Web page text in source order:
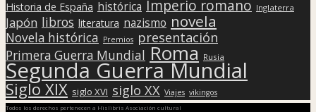
Historia de España histórica Imperio romano Inglaterra
Japón libros literatura nazismo novela
Novela histórica Premios presentación
Primera Guerra Mundial Roma Rusia
Segunda Guerra Mundial
Siglo XIX siglo XVI siglo XX Viajes vikingos
Todos los derechos pertenecen a Hislibris Asociación cultural